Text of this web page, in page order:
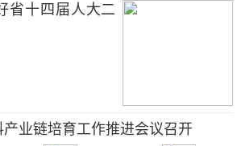
省十四届人大二
业链培育工作推进会议召开